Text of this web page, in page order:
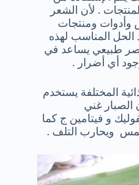
. لأن الشعر
ومنتجات
المناسب لهذه
طبيعي يساعد في
أي أضرار .
المختلفة يستخدم
الصبار غني
و فيتامين ج كما
ويحارب التلف .